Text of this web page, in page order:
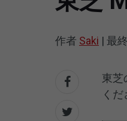
作者 Saki | 最
東芝
くだ